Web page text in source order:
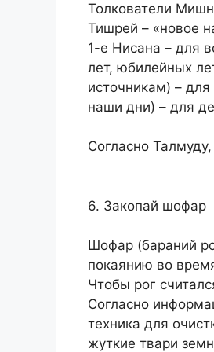
Толкователи
Тишрей – «новое
1-е Нисана – для
лет, юбилейных
источникам) –
наши дни) – для
Согласно
6. Закопай шофар
Шофар (бараний
покаянию во
Чтобы рог
Согласно
техника для
жуткие твари